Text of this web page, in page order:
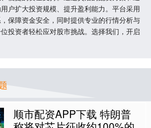
户扩大投资规模、提升盈利能力。平台采用
保障资金安全，同时提供专业的行情分析与
投资者轻松应对股市挑战。选择我们，开启
顺市配资APP下载 特朗普